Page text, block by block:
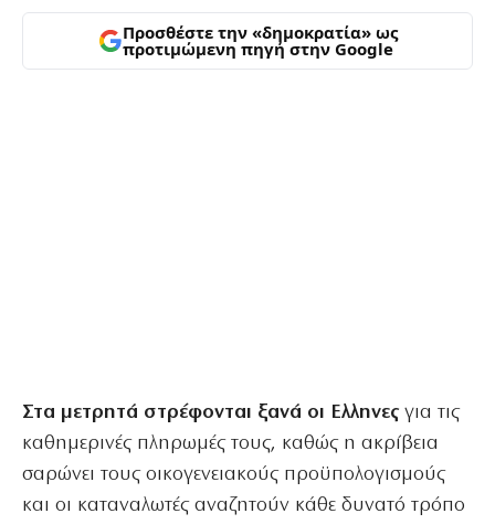
Προσθέστε την «δημοκρατία» ως
προτιμώμενη πηγή στην Google
Στα μετρητά στρέφονται ξανά οι Ελληνες για τις
καθημερινές πληρωμές τους, καθώς η ακρίβεια
σαρώνει τους οικογενειακούς προϋπολογισμούς
και οι καταναλωτές αναζητούν κάθε δυνατό τρόπο